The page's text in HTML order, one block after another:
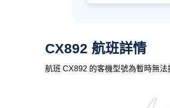
CX892 航班詳情
航班 CX892 的客機型號為暫時無